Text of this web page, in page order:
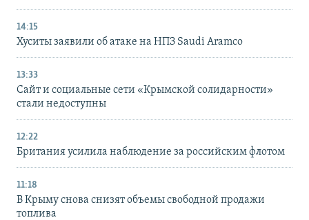
14:15
Хуситы заявили об атаке на НПЗ Saudi Aramco
13:33
Сайт и социальные сети «Крымской солидарности»
стали недоступны
12:22
Британия усилила наблюдение за российским флотом
11:18
В Крыму снова снизят объемы свободной продажи
топлива